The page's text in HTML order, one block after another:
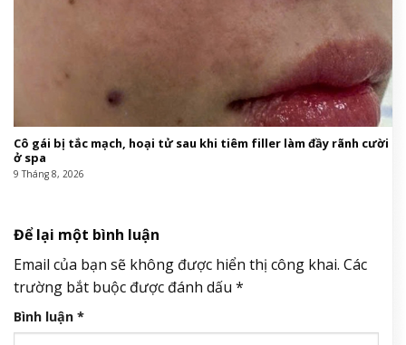
Cô gái bị tắc mạch, hoại tử sau khi tiêm filler làm đầy rãnh cười
ở spa
9 Tháng 8, 2026
Để lại một bình luận
Email của bạn sẽ không được hiển thị công khai. Các
trường bắt buộc được đánh dấu *
Bình luận *